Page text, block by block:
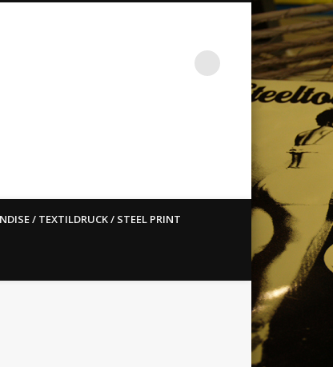
ain`t dead so straight
/ TEXTILDRUCK / STEEL PRINT